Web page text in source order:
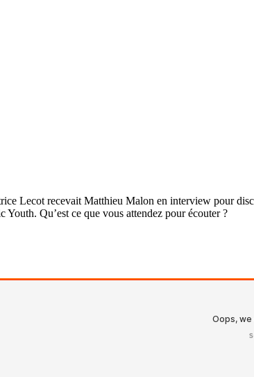
Lecot recevait Matthieu Malon en interview pour
Qu’est ce que vous attendez pour écouter ?